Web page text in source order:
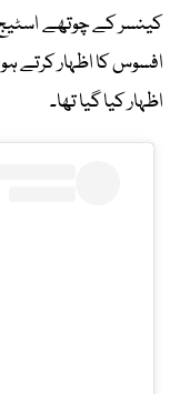
کینسر کے چوتھے
افسوس کا اظہار کرتے
اظہار کیا گیا تھا۔